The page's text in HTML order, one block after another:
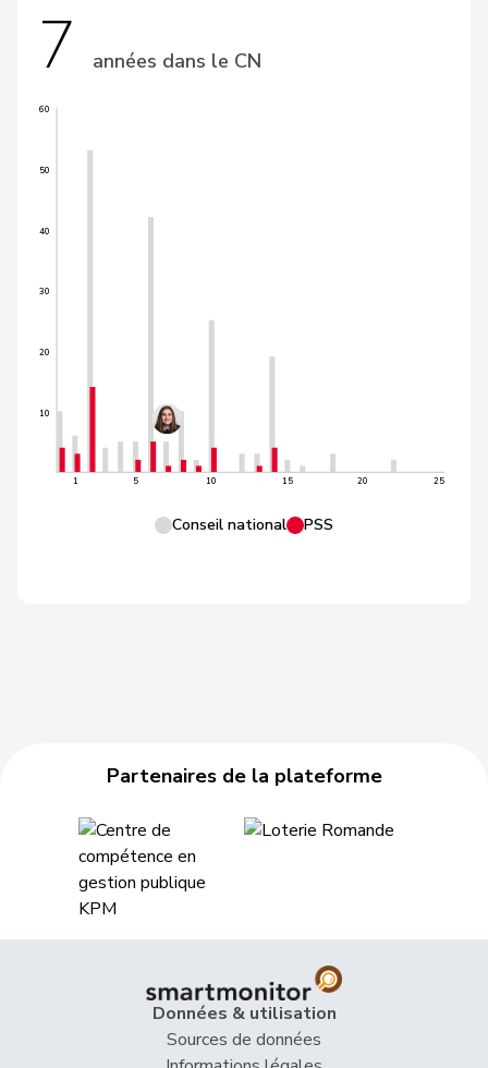
7 années dans le CN
10
20
30
40
50
60
1 5 10 15 20 25
Conseil national PSS
Partenaires de la plateforme
Données & utilisation
Sources de données